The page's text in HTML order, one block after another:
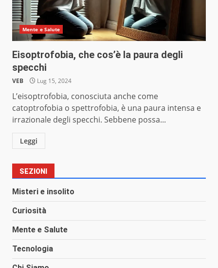
Mente e Salute
Eisoptrofobia, che cos’è la paura degli
specchi
VEB Lug 15, 2024
L’eisoptrofobia, conosciuta anche come
catoptrofobia o spettrofobia, è una paura intensa e
irrazionale degli specchi. Sebbene possa...
Leggi
SEZIONI
Misteri e insolito
Curiosità
Mente e Salute
Tecnologia